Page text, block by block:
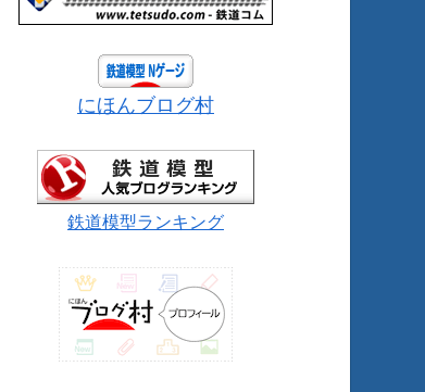
にほんブログ村
鉄道模型ランキング